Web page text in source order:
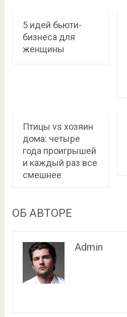
5 идей бьюти-
бизнеса для
женщины
Птицы vs хозяин
дома: четыре
года проигрышей
и каждый раз все
смешнее
ОБ АВТОРЕ
Admin